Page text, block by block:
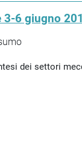
3-6 giugno
dei settori